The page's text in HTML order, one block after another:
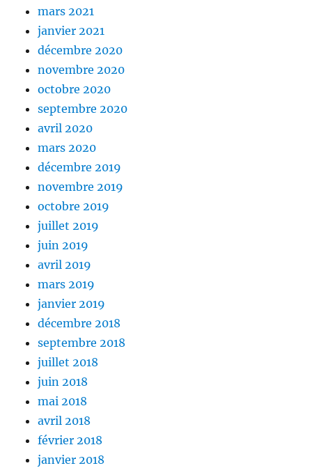
mars 2021
janvier 2021
décembre 2020
novembre 2020
octobre 2020
septembre 2020
avril 2020
mars 2020
décembre 2019
novembre 2019
octobre 2019
juillet 2019
juin 2019
avril 2019
mars 2019
janvier 2019
décembre 2018
septembre 2018
juillet 2018
juin 2018
mai 2018
avril 2018
février 2018
janvier 2018